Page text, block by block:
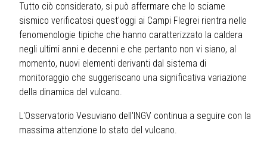
Tutto ciò considerato, si può affermare che lo sciame
sismico verificatosi quest'oggi ai Campi Flegrei rientra nelle
fenomenologie tipiche che hanno caratterizzato la caldera
negli ultimi anni e decenni e che pertanto non vi siano, al
momento, nuovi elementi derivanti dal sistema di
monitoraggio che suggeriscano una significativa variazione
della dinamica del vulcano.
L'Osservatorio Vesuviano dell'INGV continua a seguire con la
massima attenzione lo stato del vulcano.